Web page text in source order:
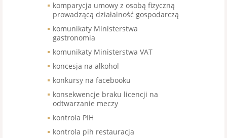
komparycja umowy z osobą fizyczną
prowadzącą działalność gospodarczą
komunikaty Ministerstwa
gastronomia
komunikaty Ministerstwa VAT
koncesja na alkohol
konkursy na facebooku
konsekwencje braku licencji na
odtwarzanie meczy
kontrola PIH
kontrola pih restauracja